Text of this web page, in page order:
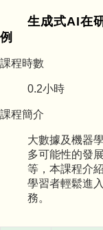
生成式AI在
例
課程時數
0.2小時
課程簡介
大數據及機器
多可能性的發
等，本課程介
學習者輕鬆進
務。